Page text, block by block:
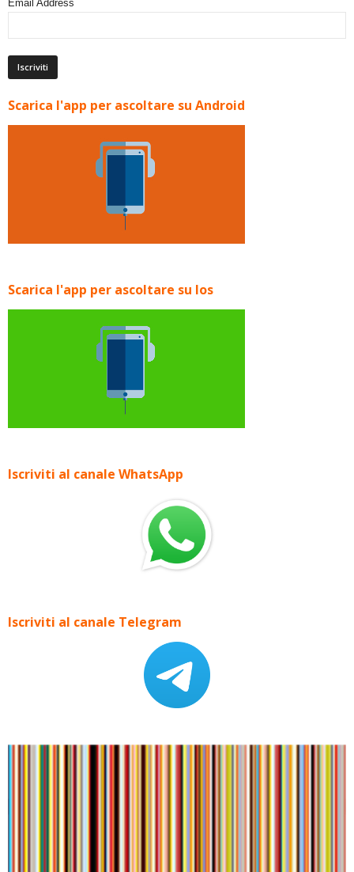
Email Address
Scarica l'app per ascoltare su Android
Scarica l'app per ascoltare su Ios
Iscriviti al canale WhatsApp
Iscriviti al canale Telegram